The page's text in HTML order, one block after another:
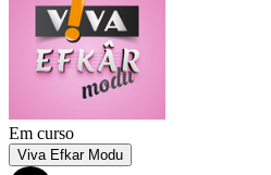
Em curso
Viva Efkar Modu